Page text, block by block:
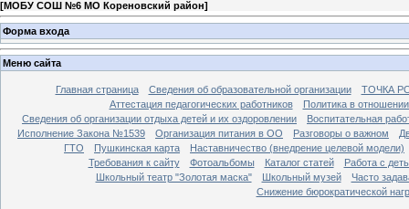
[МОБУ СОШ №6 МО Кореновский район]
Форма входа
Меню сайта
Главная страница Сведения об образовательной организации
ТОЧКА
Аттестация педагогических работников
Политика в
Сведения об организации отдыха детей и их оздоровлении
Воспитательная
Исполнение Закона №1539
Организация питания в ОО Разговоры о важном
ГТО
Пушкинская карта
Наставничество (внедрение целевой модели)
Требования к сайту
Фотоальбомы Каталог статей
Работа с
Школьный театр "Золотая маска"
Школьный музей
Часто
Снижение бюрократической